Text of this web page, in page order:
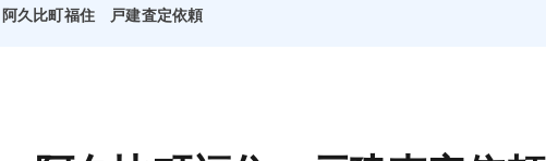
阿久比町福住 戸建査定依頼